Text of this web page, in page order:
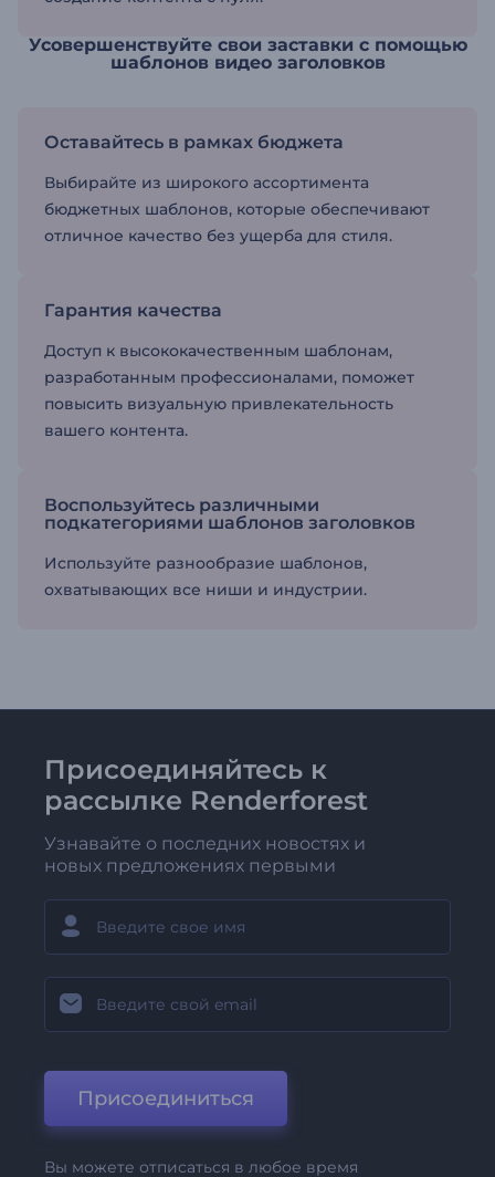
Усовершенствуйте свои заставки с помощью
шаблонов видео заголовков
Оставайтесь в рамках бюджета
Выбирайте из широкого ассортимента
бюджетных шаблонов, которые обеспечивают
отличное качество без ущерба для стиля.
Гарантия качества
Доступ к высококачественным шаблонам,
разработанным профессионалами, поможет
повысить визуальную привлекательность
вашего контента.
Воспользуйтесь различными
подкатегориями шаблонов заголовков
Используйте разнообразие шаблонов,
охватывающих все ниши и индустрии.
Присоединяйтесь к
рассылке Renderforest
Узнавайте о последних новостях и
новых предложениях первыми
Присоединиться
Вы можете отписаться в любое время